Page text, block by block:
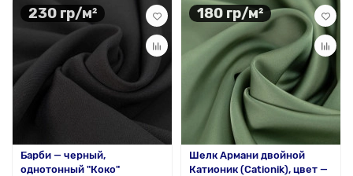
230 гр/м²
Барби — черный,
однотонный "Коко"
180 гр/м²
Шелк Армани двойной
Катионик (Cationik), цвет —